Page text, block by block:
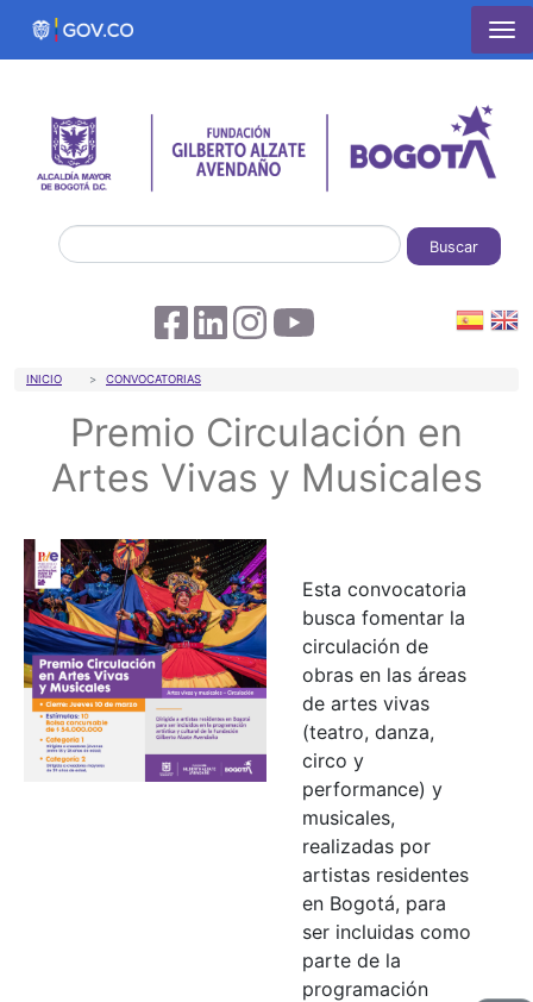
Pasar al contenido principal
Buscar
Sobrescribir enlaces de ayuda a la
INICIO CONVOCATORIAS
Premio Circulación en
Artes Vivas y Musicales
Esta convocatoria
busca fomentar la
circulación de
obras en las áreas
de artes vivas
(teatro, danza,
circo y
performance) y
musicales,
realizadas por
artistas residentes
en Bogotá, para
ser incluidas como
parte de la
programación